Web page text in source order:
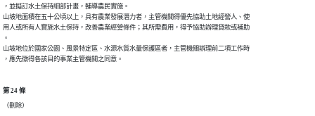
，並擬訂水土保持細部計畫，輔導農民實施。
山坡地面積在五十公頃以上，具有農業發展潛力者，主管機關得優先協助土地經營人、使
用人或所有人實施水土保持，改善農業經營條件；其所需費用，得予協助辦理貸款或補助
。
山坡地位於國家公園、風景特定區、水源水質水量保護區者，主管機關辦理前二項工作時
第 24 條